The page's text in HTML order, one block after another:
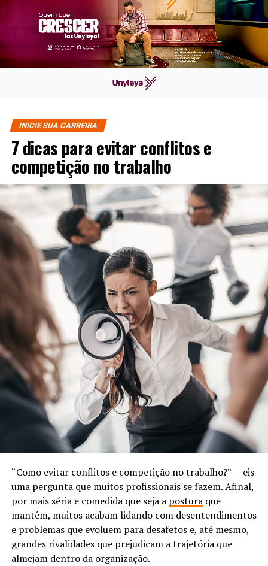
INICIE SUA CARREIRA
7 dicas para evitar conflitos e
competição no trabalho
“Como evitar conflitos e competição no trabalho?” — eis
uma pergunta que muitos profissionais se fazem. Afinal,
por mais séria e comedida que seja a posturaque
mantêm, muitos acabam lidando com desentendimentos
e problemas que evoluem para desafetos e, até mesmo,
grandes rivalidades que prejudicam a trajetória que
almejam dentro da organização.